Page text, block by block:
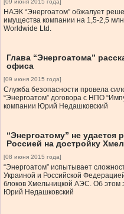
[09 июня 2015 года]
НАЭК “Энергоатом” обжалует
имущества компании на 1,5-2,5
Worldwide Ltd.
Глава “Энергоатома”
офиса
[09 июня 2015 года]
Служба безопасности провела
“Энергоатом” договора с НПО
компании Юрий Недашковский
“Энергоатому” не удается
Россией на достройку
[08 июня 2015 года]
“Энергоатом” испытывает
Украиной и Российской
блоков Хмельницкой АЭС. Об этом
Юрий Недашковский